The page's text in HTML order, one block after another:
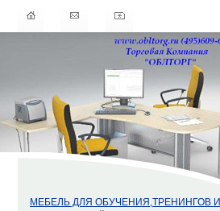
МЕБЕЛЬ ДЛЯ ОБУЧЕНИЯ,ТРЕНИНГОВ И